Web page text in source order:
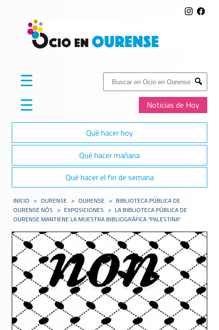
Buscar:
Submit
Noticias de Hoy
☰
☰
Qué hacer hoy
Qué hacer mañana
Qué hacer el fin de semana
INICIO > OURENSE > OURENSE > BIBLIOTECA PÚBLICA DE
OURENSE NÓS > EXPOSICIONES > LA BIBLIOTECA PÚBLICA DE
OURENSE MANTIENE LA MUESTRA BIBLIOGRÁFICA “PALESTINA”